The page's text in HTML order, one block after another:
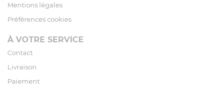
Mentions légales
Préférences cookies
À VOTRE SERVICE
Contact
Livraison
Paiement